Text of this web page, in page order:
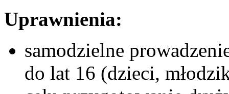
Uprawnienia:
samodzielne
do lat 16 (dzieci,